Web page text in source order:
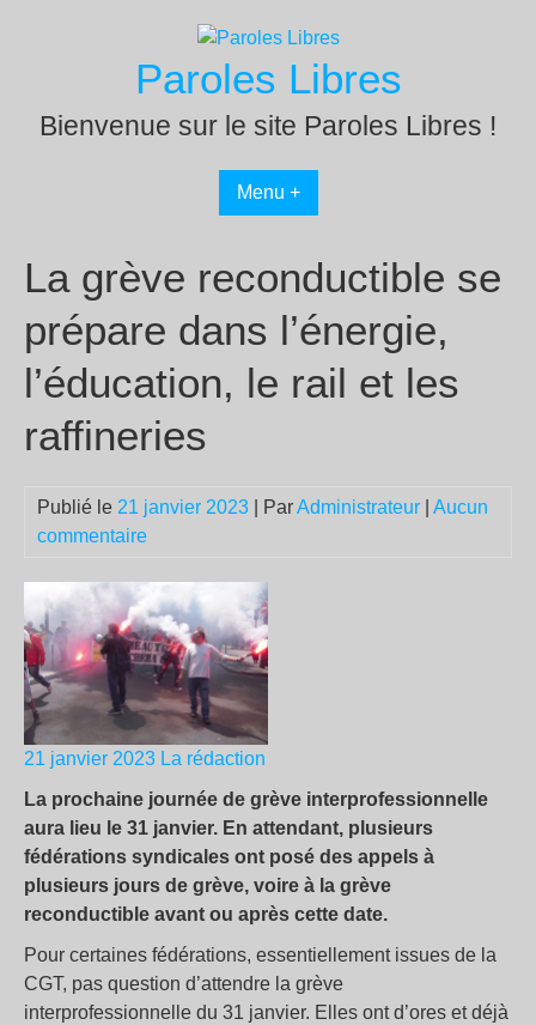
Paroles Libres
Bienvenue sur le site Paroles Libres !
Menu +
La grève reconductible se
prépare dans l’énergie,
l’éducation, le rail et les
raffineries
Publié le 21 janvier 2023 | ParAdministrateur
Aucun
commentaire
21 janvier 2023 La rédaction
La prochaine journée de grève interprofessionnelle
aura lieu le 31 janvier. En attendant, plusieurs
fédérations syndicales ont posé des appels à
plusieurs jours de grève, voire à la grève
reconductible avant ou après cette date.
Pour certaines fédérations, essentiellement issues de la
CGT, pas question d’attendre la grève
interprofessionnelle du 31 janvier. Elles ont d’ores et déjà